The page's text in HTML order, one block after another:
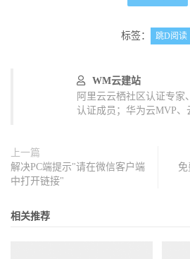
标签： 跳D阅读
WM云建站
阿里云云栖社区认证专家
认证成员；华为云MVP、
上一篇
解决PC端提示"请在微信客户端
中打开链接"
免
相关推荐